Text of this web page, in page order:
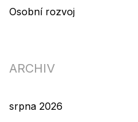
Osobní rozvoj
ARCHIV
srpna 2026